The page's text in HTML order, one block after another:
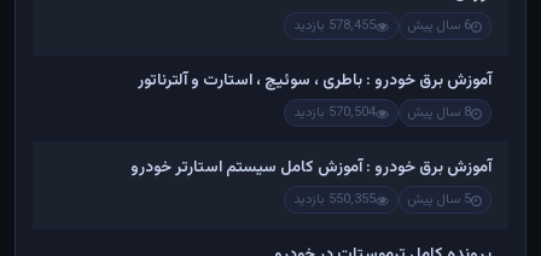
6 سال پیش 578,455 بازدید
آموزش برق خودرو : باطری ، سوئیچ ، استارت و آلترناتور
8 سال پیش 570,504 بازدید
آموزش برق خودرو : آموزش کامل سیستم استارتر خودرو
5 سال پیش 550,355 بازدید